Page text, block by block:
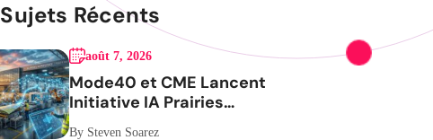
Sujets Récents
août 7, 2026
Mode40 et CME Lancent
Initiative IA Prairies
Aérospatiale
By Steven Soarez